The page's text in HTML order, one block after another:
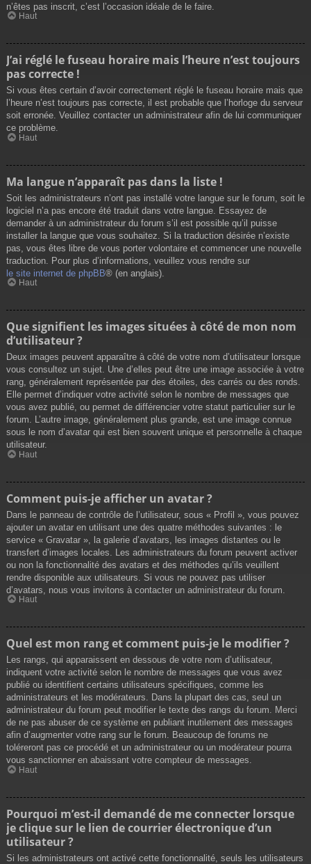
n’êtes pas inscrit, c’est l’occasion idéale de le faire.
Haut
J’ai réglé le fuseau horaire mais l’heure n’est toujours
pas correcte !
Si vous êtes certain d’avoir correctement réglé le fuseau horaire mais que
l’heure n’est toujours pas correcte, il est probable que l’horloge du serveur
soit erronée. Veuillez contacter un administrateur afin de lui communiquer
ce problème.
Haut
Ma langue n’apparaît pas dans la liste !
Soit les administrateurs n’ont pas installé votre langue sur le forum, soit le
logiciel n’a pas encore été traduit dans votre langue. Essayez de
demander à un administrateur du forum s’il est possible qu’il puisse
installer la langue que vous souhaitez. Si la traduction désirée n’existe
pas, vous êtes libre de vous porter volontaire et commencer une nouvelle
traduction. Pour plus d’informations, veuillez vous rendre sur
le site internet de phpBB® (en anglais).
Haut
Que signifient les images situées à côté de mon nom
d’utilisateur ?
Deux images peuvent apparaître à côté de votre nom d’utilisateur lorsque
vous consultez un sujet. Une d’elles peut être une image associée à votre
rang, généralement représentée par des étoiles, des carrés ou des ronds.
Elle permet d’indiquer votre activité selon le nombre de messages que
vous avez publié, ou permet de différencier votre statut particulier sur le
forum. L’autre image, généralement plus grande, est une image connue
sous le nom d’avatar qui est bien souvent unique et personnelle à chaque
utilisateur.
Haut
Comment puis-je afficher un avatar ?
Dans le panneau de contrôle de l’utilisateur, sous « Profil », vous pouvez
ajouter un avatar en utilisant une des quatre méthodes suivantes : le
service « Gravatar », la galerie d’avatars, les images distantes ou le
transfert d’images locales. Les administrateurs du forum peuvent activer
ou non la fonctionnalité des avatars et des méthodes qu’ils veuillent
rendre disponible aux utilisateurs. Si vous ne pouvez pas utiliser
d’avatars, nous vous invitons à contacter un administrateur du forum.
Haut
Quel est mon rang et comment puis-je le modifier ?
Les rangs, qui apparaissent en dessous de votre nom d’utilisateur,
indiquent votre activité selon le nombre de messages que vous avez
publié ou identifient certains utilisateurs spécifiques, comme les
administrateurs et les modérateurs. Dans la plupart des cas, seul un
administrateur du forum peut modifier le texte des rangs du forum. Merci
de ne pas abuser de ce système en publiant inutilement des messages
afin d’augmenter votre rang sur le forum. Beaucoup de forums ne
toléreront pas ce procédé et un administrateur ou un modérateur pourra
vous sanctionner en abaissant votre compteur de messages.
Haut
Pourquoi m’est-il demandé de me connecter lorsque
je clique sur le lien de courrier électronique d’un
utilisateur ?
Si les administrateurs ont activé cette fonctionnalité, seuls les utilisateurs